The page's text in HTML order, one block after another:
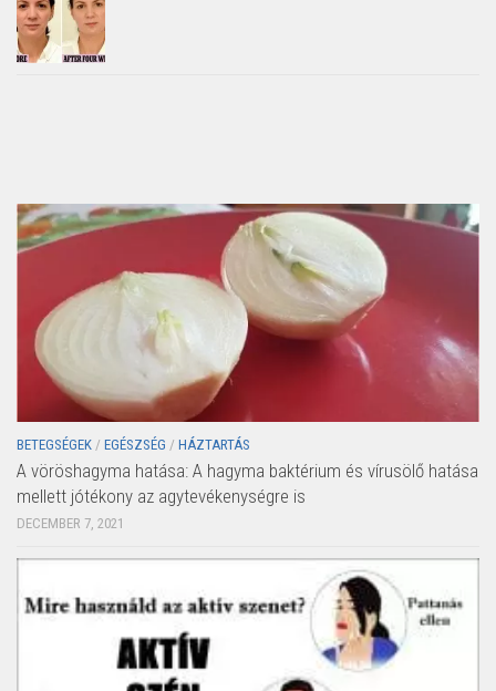
BETEGSÉGEK / EGÉSZSÉG / HÁZTARTÁS
A vöröshagyma hatása: A hagyma baktérium és vírusölő hatása
mellett jótékony az agytevékenységre is
DECEMBER 7, 2021